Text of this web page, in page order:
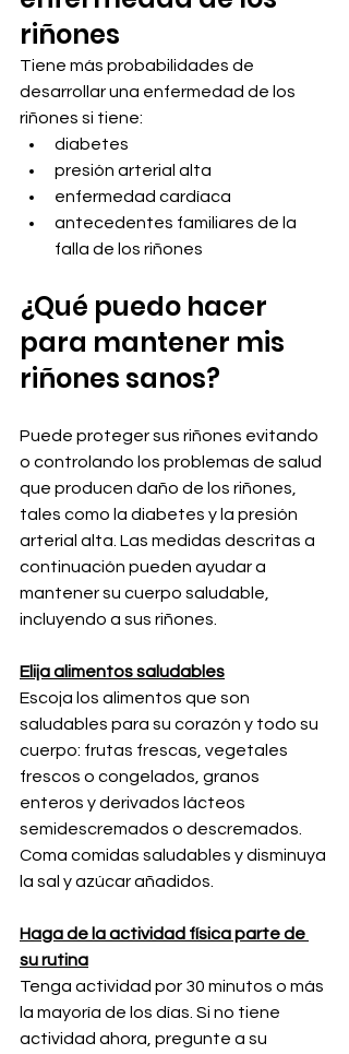
riñones
Tiene más probabilidades de
desarrollar una enfermedad de los
riñones si tiene:
diabetes
presión arterial alta
enfermedad cardíaca
antecedentes familiares de la
falla de los riñones
¿Qué puedo hacer
para mantener mis
riñones sanos?
Puede proteger sus riñones evitando
o controlando los problemas de salud
que producen daño de los riñones,
tales como la diabetes y la presión
arterial alta. Las medidas descritas a
continuación pueden ayudar a
mantener su cuerpo saludable,
incluyendo a sus riñones.
Elija alimentos saludables
Escoja los alimentos que son
saludables para su corazón y todo su
cuerpo: frutas frescas, vegetales
frescos o congelados, granos
enteros y derivados lácteos
semidescremados o descremados.
Coma comidas saludables y disminuya
la sal y azúcar añadidos.
Haga de la actividad física parte de
su rutina
Tenga actividad por 30 minutos o más
la mayoría de los días. Si no tiene
actividad ahora, pregunte a su